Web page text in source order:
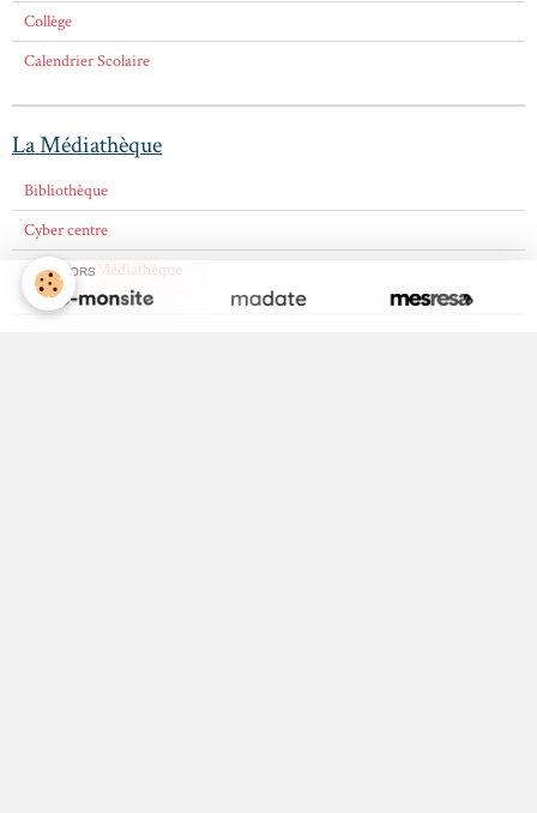
Collège
Calendrier Scolaire
La Médiathèque
Bibliothèque
Cyber centre
Amis de la Médiathèque
SPONSORS